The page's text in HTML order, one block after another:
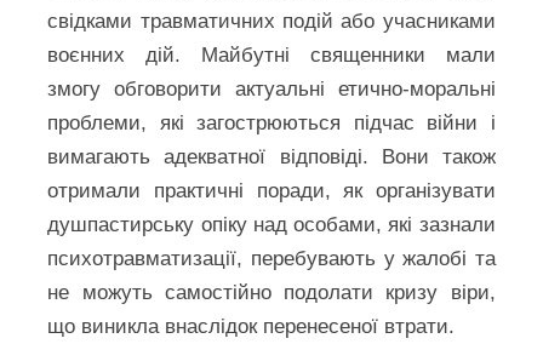
свідками травматичних подій або учасниками
воєнних дій. Майбутні священники мали
змогу обговорити актуальні етично-моральні
проблеми, які загострюються підчас війни і
вимагають адекватної відповіді. Вони також
отримали практичні поради, як організувати
душпастирську опіку над особами, які зазнали
психотравматизації, перебувають у жалобі та
не можуть самостійно подолати кризу віри,
що виникла внаслідок перенесеної втрати.